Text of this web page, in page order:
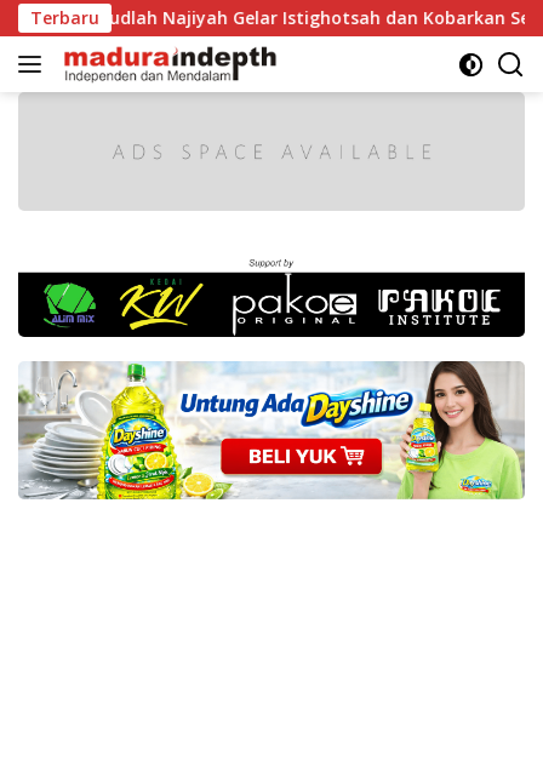
Langsung
ke
konten
Terbaru
Raudlah Najiyah Gelar Istighotsah dan Kobarkan Semangat